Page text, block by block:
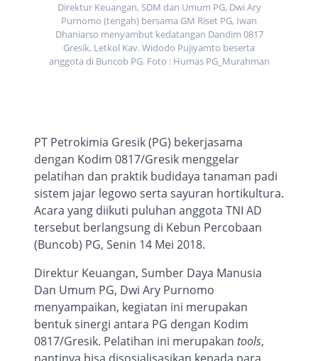
Direktur Keuangan, SDM dan Umum PG, Dwi Ary
Purnomo (tengah) bersama GM Riset PG, Iwan
Dhaniarso menyambut kedatangan Dandim 0817
Gresik, Letkol Kav. Widodo Pujiyamto beserta
anggota di Buncob PG. Foto : Humas PG_Murahman
PT Petrokimia Gresik (PG) bekerjasama
dengan Kodim 0817/Gresik menggelar
pelatihan dan praktik budidaya tanaman padi
sistem jajar legowo serta sayuran hortikultura.
Acara yang diikuti puluhan anggota TNI AD
tersebut berlangsung di Kebun Percobaan
(Buncob) PG, Senin 14 Mei 2018.
Direktur Keuangan, Sumber Daya Manusia
Dan Umum PG, Dwi Ary Purnomo
menyampaikan, kegiatan ini merupakan
bentuk sinergi antara PG dengan Kodim
0817/Gresik. Pelatihan ini merupakan tools,